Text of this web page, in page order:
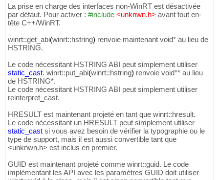
La prise en charge des interfaces non-WinRT est désactivée
par défaut. Pour activer : #include <unknwn.h> avant tout en-
tête C++/WinRT.
winrt::get_abi(winrt::hstring) renvoie maintenant void* au lieu de
HSTRING.
Le code nécessitant HSTRING ABI peut simplement utiliser
static_cast. winrt::put_abi(winrt::hstring) renvoie void** au lieu
de HSTRING*.
Le code nécessitant HSTRING ABI peut simplement utiliser
reinterpret_cast.
HRESULT est maintenant projeté en tant que winrt::hresult.
Le code nécessitant un HRESULT peut simplement utiliser
static_cast si vous avez besoin de vérifier la typographie ou le
type de support, mais il est aussi convertible tant que
<unknwn.h> est inclus en premier.
GUID est maintenant projeté comme winrt::guid. Le code
implémentant les API avec les paramètres GUID doit utiliser